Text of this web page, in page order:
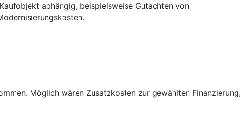
abhängig, beispielsweise Gutachten von
Möglich wären Zusatzkosten zur gewählten Finanzierung,